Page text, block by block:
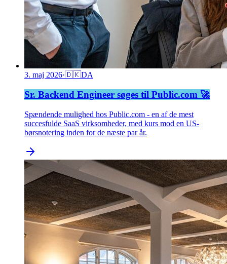
3. maj 2026·🇩🇰DA
Sr. Backend Engineer søges til Public.com 🚀
Spændende mulighed hos Public.com - en af de mest
succesfulde SaaS virksomheder, med kurs mod en US-
børsnotering inden for de næste par år.